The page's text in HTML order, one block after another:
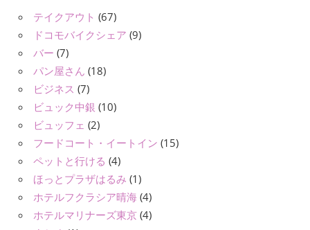
テイクアウト (67)
ドコモバイクシェア (9)
バー (7)
パン屋さん (18)
ビジネス (7)
ビュック中銀 (10)
ビュッフェ (2)
フードコート・イートイン (15)
ペットと行ける (4)
ほっとプラザはるみ (1)
ホテルフクラシア晴海 (4)
ホテルマリナーズ東京 (4)